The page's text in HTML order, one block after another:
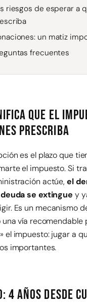
riesgos de esperar a
un matiz
frecuentes
que el
prescriba
es el plazo que
el impuesto. Si
actúe,el
se extingue y
Es un mecanismo
una vía recomendable
el impuesto: jugar a
importantes.
4 años desde